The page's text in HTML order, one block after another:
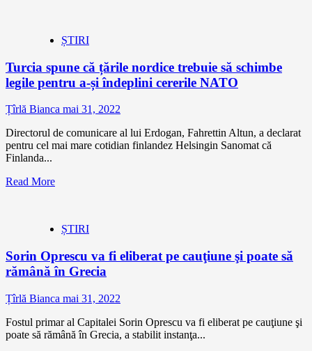
ȘTIRI
Turcia spune că țările nordice trebuie să schimbe
legile pentru a-și îndeplini cererile NATO
Țîrlă Bianca mai 31, 2022
Directorul de comunicare al lui Erdogan, Fahrettin Altun, a declarat
pentru cel mai mare cotidian finlandez Helsingin Sanomat că
Finlanda...
Read More
ȘTIRI
Sorin Oprescu va fi eliberat pe cauţiune şi poate să
rămână în Grecia
Țîrlă Bianca mai 31, 2022
Fostul primar al Capitalei Sorin Oprescu va fi eliberat pe cauţiune şi
poate să rămână în Grecia, a stabilit instanţa...